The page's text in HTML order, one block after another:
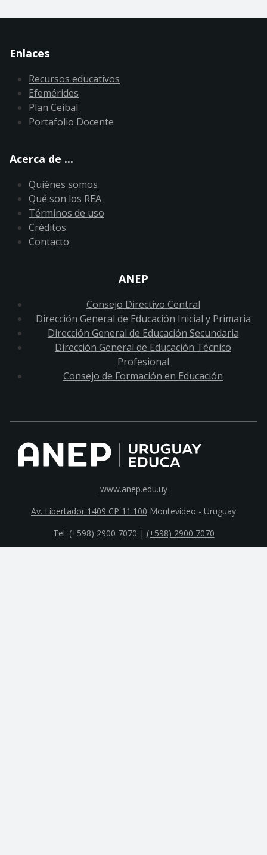
Enlaces
Recursos educativos
Efemérides
Plan Ceibal
Portafolio Docente
Acerca de ...
Quiénes somos
Qué son los REA
Términos de uso
Créditos
Contacto
ANEP
Consejo Directivo Central
Dirección General de Educación Inicial y Primaria
Dirección General de Educación Secundaria
Dirección General de Educación Técnico
Profesional
Consejo de Formación en Educación
www.anep.edu.uy
Av. Libertador 1409 CP 11.100 Montevideo - Uruguay
Tel. (+598) 2900 7070 | (+598) 2900 7070